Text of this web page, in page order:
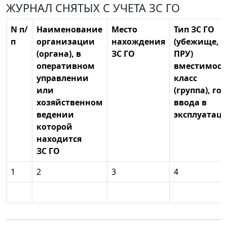
ЖУРНАЛ СНЯТЫХ С УЧЕТА ЗС ГО
N п/
п
Наименование
организации
(органа), в
оперативном
управлении
или
хозяйственном
ведении
которой
находится
ЗС ГО
Место
нахождения
ЗС ГО
Тип ЗС ГО
(убежище,
ПРУ)
класс
(группа), год
ввода в
1 2 3 4